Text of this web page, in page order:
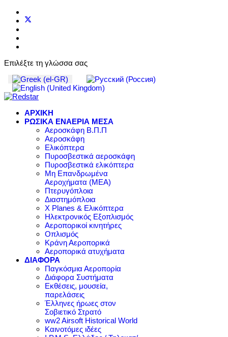
Επιλέξτε τη γλώσσα σας
ΑΡΧΙΚΗ
ΡΩΣΙΚΑ ΕΝΑΕΡΙΑ ΜΕΣΑ
Αεροσκάφη Β.Π.Π
Αεροσκάφη
Ελικόπτερα
Πυροσβεστικά αεροσκάφη
Πυροσβεστικά ελικόπτερα
Μη Επανδρωμένα
Αεροχήματα (ΜΕΑ)
Πτερυγόπλοια
Διαστημόπλοια
X Planes & Ελικόπτερα
Ηλεκτρονικός Εξοπλισμός
Αεροπορικοί κινητήρες
Οπλισμός
Κράνη Αεροπορικά
Αεροπορικά ατυχήματα
ΔΙΑΦΟΡΑ
Παγκόσμια Αεροπορία
Διάφορα Συστήματα
Εκθέσεις, μουσεία,
παρελάσεις
Έλληνες ήρωες στον
Σοβιετικό Στρατό
ww2 Airsoft Historical World
Καινοτόμες ιδέες